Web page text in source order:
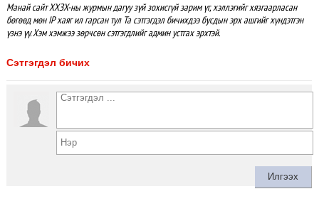
Манай сайт ХХЗХ-ны журмын дагуу зүй зохисгүй зарим үг, хэллэгийг хязгаарласан
бөгөөд мөн IP хаяг ил гарсан тул Та сэтгэгдэл бичихдээ бусдын эрх ашгийг хүндэтгэн
үзнэ үү. Хэм хэмжээ зөрчсөн сэтгэгдлийг админ устгах эрхтэй.
Сэтгэгдэл бичих